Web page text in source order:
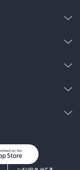
ラノベ
わせ